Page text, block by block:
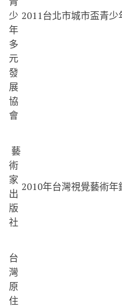
少
年
多
元
發
展
協
會
2011台北市城市盃青
藝
術
家
出
版
社
2010年台灣視覺藝術年
台
灣
原
住